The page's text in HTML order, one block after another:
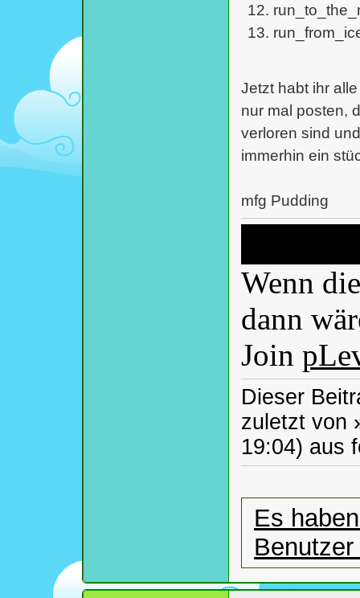
Jetzt habt ihr
nur mal posten,
verloren sind
immerhin ein
mfg Pudding
Wenn
dann
Join
Dieser
zuletzt von
19:04) aus
Es